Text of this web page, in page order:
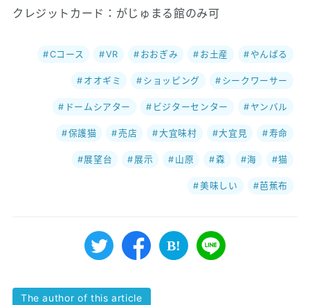
クレジットカード：がじゅまる館のみ可
Cコース VR おおぎみ お土産 やんばる
オオギミ ショッピング シークワーサー
ドームシアター ビジターセンター ヤンバル
保護猫 売店 大宜味村 大宜見 寿命
展望台 展示 山原 森 海 猫
美味しい 芭蕉布
The author of this article